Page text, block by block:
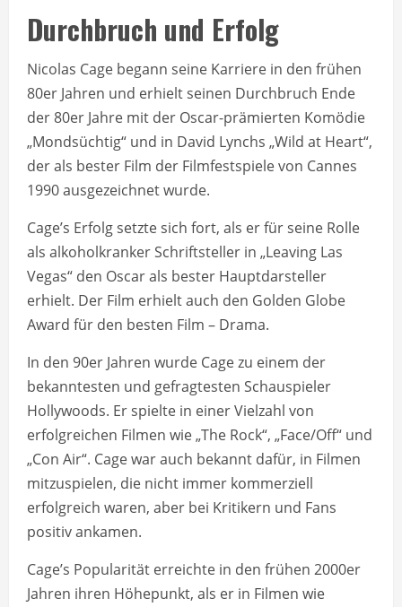
Durchbruch und Erfolg
Nicolas Cage begann seine Karriere in den frühen
80er Jahren und erhielt seinen Durchbruch Ende
der 80er Jahre mit der Oscar-prämierten Komödie
„Mondsüchtig“ und in David Lynchs „Wild at Heart“,
der als bester Film der Filmfestspiele von Cannes
1990 ausgezeichnet wurde.
Cage’s Erfolg setzte sich fort, als er für seine Rolle
als alkoholkranker Schriftsteller in „Leaving Las
Vegas“ den Oscar als bester Hauptdarsteller
erhielt. Der Film erhielt auch den Golden Globe
Award für den besten Film – Drama.
In den 90er Jahren wurde Cage zu einem der
bekanntesten und gefragtesten Schauspieler
Hollywoods. Er spielte in einer Vielzahl von
erfolgreichen Filmen wie „The Rock“, „Face/Off“ und
„Con Air“. Cage war auch bekannt dafür, in Filmen
mitzuspielen, die nicht immer kommerziell
erfolgreich waren, aber bei Kritikern und Fans
positiv ankamen.
Cage’s Popularität erreichte in den frühen 2000er
Jahren ihren Höhepunkt, als er in Filmen wie